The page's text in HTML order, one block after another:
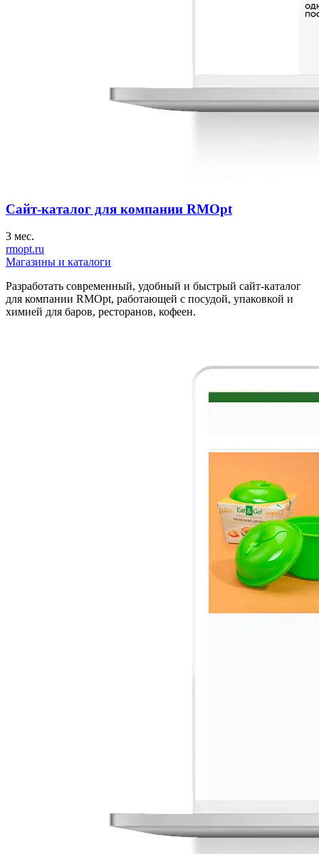
Сайт-каталог для компании RMOpt
3 мес.
rmopt.ru
Магазины и каталоги
Разработать современный, удобный и быстрый сайт-каталог
для компании RMOpt, работающей с посудой, упаковкой и
химией для баров, ресторанов, кофеен.